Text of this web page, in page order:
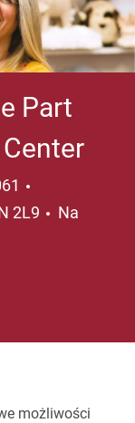
Part
2L9
Na
możliwości